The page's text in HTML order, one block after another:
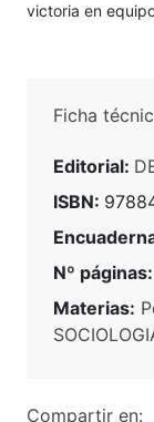
victoria en
Ficha
Editorial:
ISBN:
Nº páginas:
Materias:
Compartir en: